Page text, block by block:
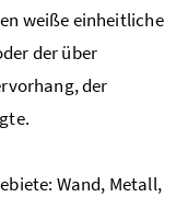
weiße einheitliche
der über
der
Wand, Metall,